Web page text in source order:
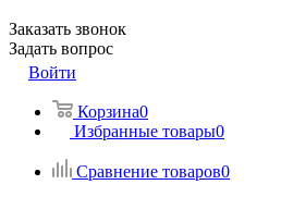
Заказать звонок
Задать вопрос
Войти
Корзина0
Избранные товары0
Сравнение товаров0